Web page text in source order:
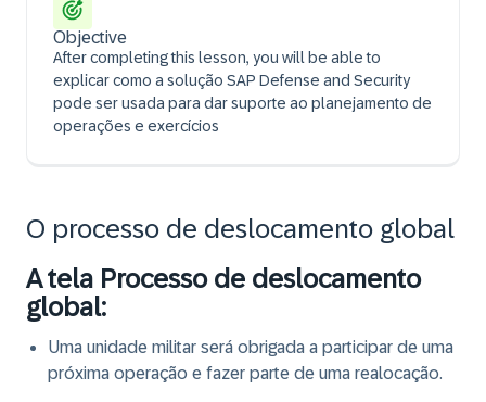
Objective
After completing this lesson, you will be able to
explicar como a solução SAP Defense and Security
pode ser usada para dar suporte ao planejamento de
operações e exercícios
O processo de deslocamento global
A tela Processo de deslocamento
global:
Uma unidade militar será obrigada a participar de uma
próxima operação e fazer parte de uma realocação.